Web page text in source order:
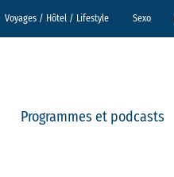
Voyages / Hôtel / Lifestyle Sexo
Programmes et podcasts